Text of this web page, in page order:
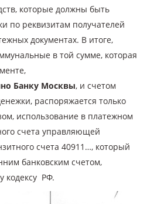
которые должны быть
по реквизитам получателей
документах. В итоге,
в той сумме, которая
Банку Москвы, и счетом
распоряжается только
использование в платежном
счета управляющей
счета 40911…, который
банковским счетом,
кодексу РФ.